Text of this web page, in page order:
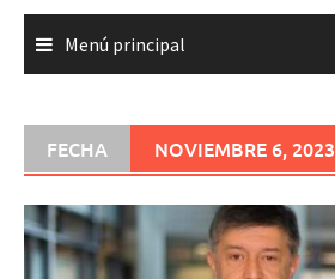
Menú principal
FECHA NOVIEMBRE 6, 2023